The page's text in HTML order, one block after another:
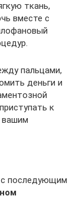
ткань,
вместе с
пальцами,
деньги и
к
вашим
с последующим